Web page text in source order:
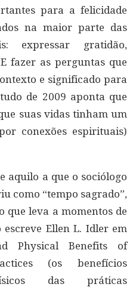
para a felicidade
na maior parte das
expressar gratidão,
fazer as perguntas que
e significado para
de 2009 aponta que
suas vidas tinham um
conexões espirituais)
aquilo a que o sociólogo
como “tempo sagrado”,
que leva a momentos de
Ellen L. Idler em
Physical Benefits of
(os benefícios
das práticas